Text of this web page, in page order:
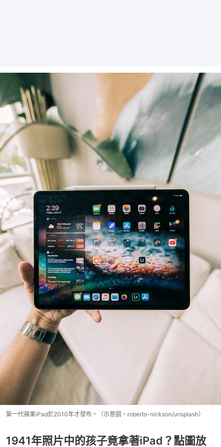
第一代蘋果iPad於2010年才發布。（示意圖，roberto-nickson/unsplash）
1941年照片中的孩子竟拿著iPad？點圖放